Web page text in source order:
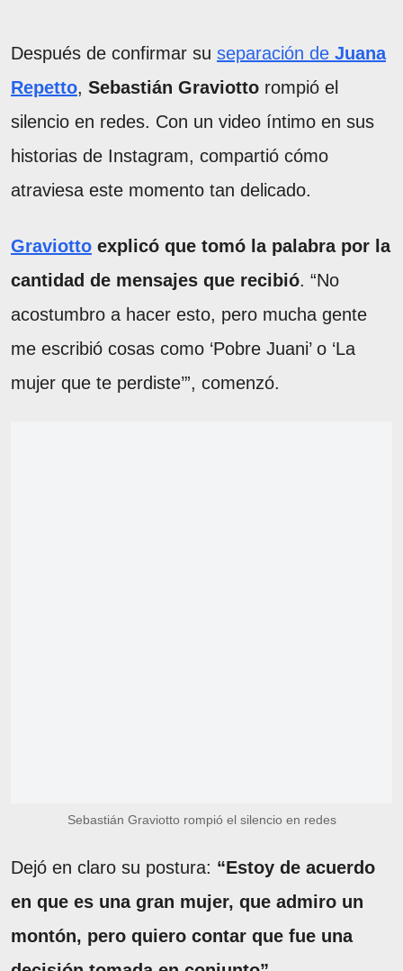
Después de confirmar su separación de Juana
Repetto, Sebastián Graviotto rompió el
silencio en redes. Con un video íntimo en sus
historias de Instagram, compartió cómo
atraviesa este momento tan delicado.
Graviotto explicó que tomó la palabra por la
cantidad de mensajes que recibió. “No
acostumbro a hacer esto, pero mucha gente
me escribió cosas como ‘Pobre Juani’ o ‘La
mujer que te perdiste’”, comenzó.
Sebastián Graviotto rompió el silencio en redes
Dejó en claro su postura: “Estoy de acuerdo
en que es una gran mujer, que admiro un
montón, pero quiero contar que fue una